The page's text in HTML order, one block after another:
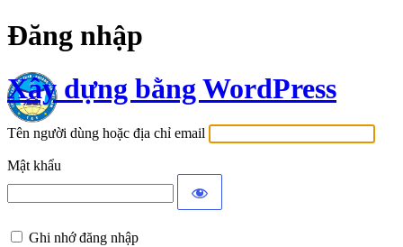
Đăng nhập
Xây dựng bằng WordPress
Tên người dùng hoặc địa chỉ email
Mật khẩu
Ghi nhớ đăng nhập